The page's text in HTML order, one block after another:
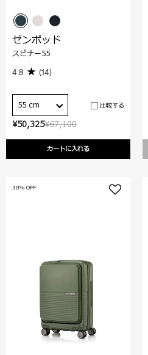
¥67,100
¥50,325
カートに入れる
ゼンポッド
スピナー55
4.8 (14)
55 cm 比較する
30% OFF